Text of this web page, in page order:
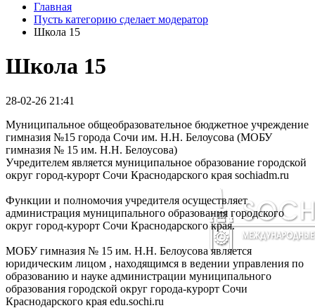
Главная
Пусть категорию сделает модератор
Школа 15
Школа 15
28-02-26 21:41
Муниципальное общеобразовательное бюджетное учреждение
гимназия №15 города Сочи им. Н.Н. Белоусова (МОБУ
гимназия № 15 им. Н.Н. Белоусова)
Учредителем является муниципальное образование городской
округ город-курорт Сочи Краснодарского края sochiadm.ru
Функции и полномочия учредителя осуществляет
администрация муниципального образования городского
округ город-курорт Сочи Краснодарского края.
МОБУ гимназия № 15 им. Н.Н. Белоусова является
юридическим лицом , находящимся в ведении управления по
образованию и науке администрации муниципального
образования городской округ города-курорт Сочи
Краснодарского края edu.sochi.ru